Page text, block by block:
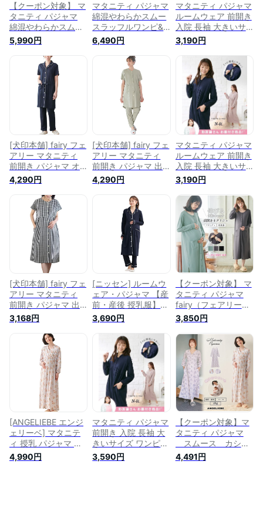
【クーポン対象】 マ
タニティ パジャマ
綿混やわらかスムー
ス切替ギャザーパジ
ャマ | 出産後も長く
使える 秋冬 長
袖 入院 ポケット
付き 授乳しやす
い 家庭洗濯 産
前 産後 オフ サッ
クス ネイビー パー
プル S M L LL
5,990円
マタニティ パジャマ
綿混やわらかスムー
スラッフルワンピ&
産後も使えるレギン
スパジャマ | 出産後
も長く使える 秋冬
長袖 入院 ポケッ
ト付き 授乳しやす
い 家庭洗濯 産
前 産後 オフ サッ
クス ネイビー チャ
コール S M L LL
6,490円
マタニティ パジャマ
ルームウェア 前開き
入院 長袖 大きいサ
イズ ワンピース マ
マ 産前 産後 授乳服
綿混 スムース 衿付
ネグリジェ チャコー
ル×オフ/ネイビー×
オフ LL/3L 出産準備
ニッセン nissen
3,190円
[犬印本舗] fairy フェ
アリー マタニティ
前開き パジャマ オ
ープンカラー 半袖
ルームウェア 産前
産後 妊婦服 出産後
も長く使える 入院
産院着M-L ネイビー
10352202
4,290円
[犬印本舗] fairy フェ
アリー マタニティ
前開き パジャマ 出
産後も長く使える ワ
ッフル 半袖 ズボン
セット 産前 産後 妊
婦服 入院 産院着 ゆ
ったり M-L グリーン
4,290円
マタニティ パジャマ
ルームウェア 前開き
入院 長袖 大きいサ
イズ ワンピース マ
マ 産前 産後 授乳服
綿混 スムース ギャ
ザー切替え ネグリジ
ェ チャコールグレー
杢/ネイビー LL/3L
出産準備 ニッセン
nissen
3,190円
[犬印本舗] fairy フェ
アリー マタニティ
前開き パジャマ 出
産後も長く使える サ
ラっと快適 綿100%
半袖 ネグリジェ 産
前 産後 授乳 妊婦服
M-L ブラックチェッ
ク 10355102
3,168円
[ニッセン] ルームウ
ェア・パジャマ 【産
前・産後 授乳服】
カットソー素材で着
心地ラク！ 綿混スム
ース前開きマタニテ
ィパジャマ ネイビー
マタニティLL
3,690円
【クーポン対象】 マ
タニティ パジャマ
fairy（フェアリー）
前開きパジャマ スト
レッチリブ ネグリジ
ェ ワンピース 授乳
パジャマ ブラック
チャコール グリーン
M L | 出産後も長く
使える 秋 冬
3,850円
[ANGELIEBE エンジ
ェリーベ] マタニテ
ィ 授乳 パジャマ 出
産後も長く使える ス
ムース カシュクール
4,990円
マタニティ パジャマ
前開き 入院 長袖 大
きいサイズ ワンピー
ス ママ 産前 産後 授
乳服 綿混 スムース
3,590円
【クーポン対象】マ
タニティ パジャマ
スムース カシュ
クール パット付き
ネグリジェ ペール
4,491円